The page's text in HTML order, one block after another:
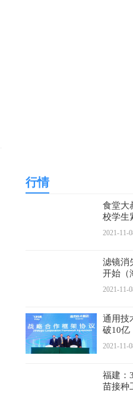
行情
食堂大
校学生
2021-11-
滤镜消
开始（
2021-11-
通用技
破10亿
2021-11-
福建：
苗接种